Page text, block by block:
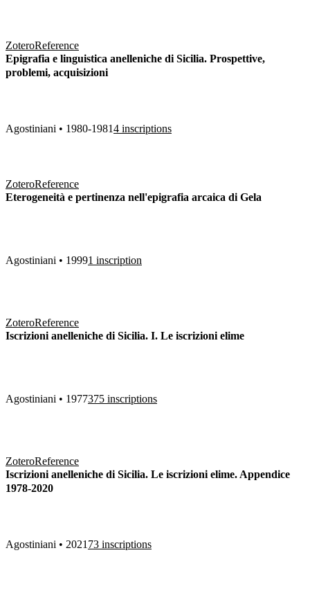
ZoteroReference
Epigrafia e linguistica anelleniche di Sicilia. Prospettive,
problemi, acquisizioni
Agostiniani • 1980-1981 4 inscriptions
ZoteroReference
Eterogeneità e pertinenza nell'epigrafia arcaica di Gela
Agostiniani • 1999 1 inscription
ZoteroReference
Iscrizioni anelleniche di Sicilia. I. Le iscrizioni elime
Agostiniani • 1977 375 inscriptions
ZoteroReference
Iscrizioni anelleniche di Sicilia. Le iscrizioni elime. Appendice
1978-2020
Agostiniani • 2021 73 inscriptions